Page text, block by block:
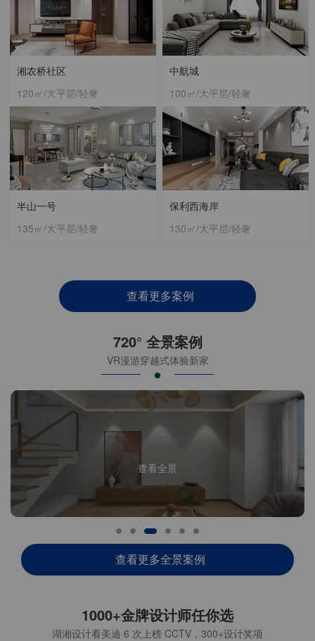
中航城
100㎡/大平层/轻奢
湘农桥社区
120㎡/大平层/轻奢
保利西海岸
130㎡/大平层/轻奢
半山一号
135㎡/大平层/轻奢
查看更多案例
720° 全景案例
VR漫游穿越式体验新家
查看全景
查看更多全景案例
1000+金牌设计师任你选
湖湘设计看美迪 6 次上榜 CCTV，300+设计奖项